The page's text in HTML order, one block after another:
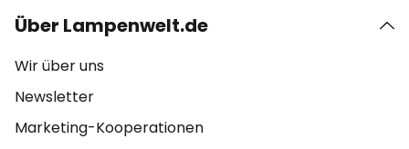
Über Lampenwelt.de
Wir über uns
Newsletter
Marketing-Kooperationen